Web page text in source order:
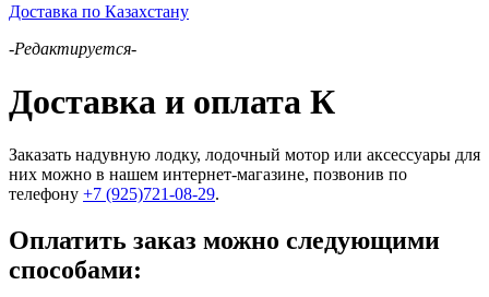
Доставка по Казахстану
-Редактируется-
Доставка и оплата К
Заказать надувную лодку, лодочный мотор или аксессуары для
них можно в нашем интернет-магазине, позвонив по
телефону +7 (925)721-08-29.
Оплатить заказ можно следующими
способами: